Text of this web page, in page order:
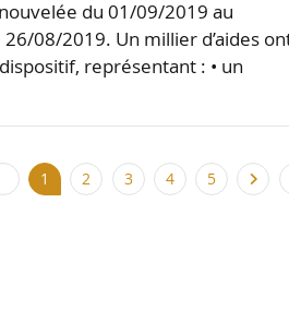
du 01/09/2019 au
08/2019. Un millier d’aides
représentant : • un
1 2 3 4 5